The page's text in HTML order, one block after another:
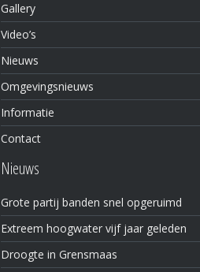
Gallery
Video’s
Nieuws
Omgevingsnieuws
Informatie
Contact
Nieuws
Grote partij banden snel opgeruimd
Extreem hoogwater vijf jaar geleden
Droogte in Grensmaas